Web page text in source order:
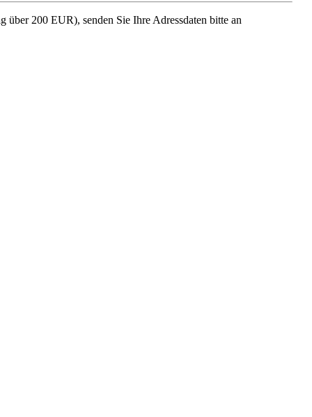
über 200 EUR), senden Sie Ihre Adress­daten bitte an